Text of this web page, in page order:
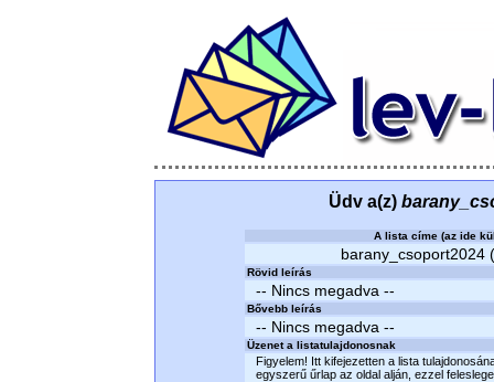
Üdv a(z)
A lista címe (az ide
barany_csoport2024
Rövid leírás
-- Nincs megadva --
Bővebb leírás
-- Nincs megadva --
Üzenet a listatulajdonosnak
Figyelem! Itt kifejezetten a lista
egyszerű űrlap az oldal alján, ezzel